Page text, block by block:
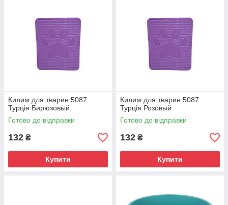
Килим для тварин 5087
Турція Бирюзовый
Готово до відправки
132 ₴
Купити
Килим для тварин 5087
Турція Розовый
Готово до відправки
132 ₴
Купити